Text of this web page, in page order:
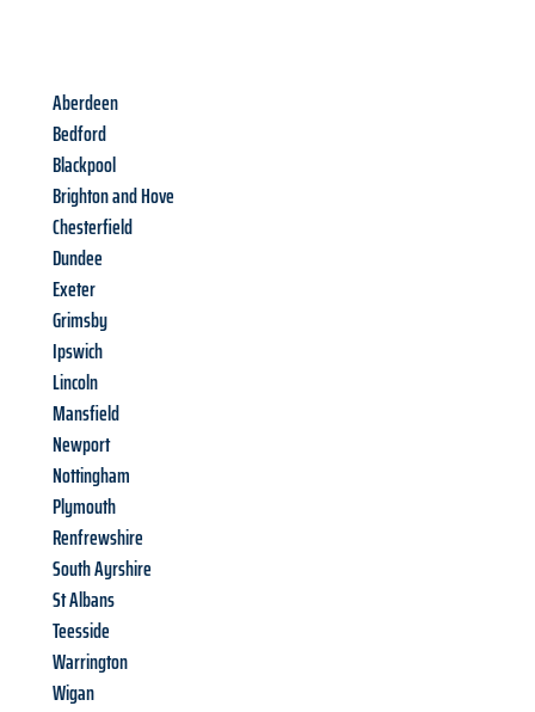
Aberdeen
Bedford
Blackpool
Brighton and Hove
Chesterfield
Dundee
Exeter
Grimsby
Ipswich
Lincoln
Mansfield
Newport
Nottingham
Plymouth
Renfrewshire
South Ayrshire
St Albans
Teesside
Warrington
Wigan